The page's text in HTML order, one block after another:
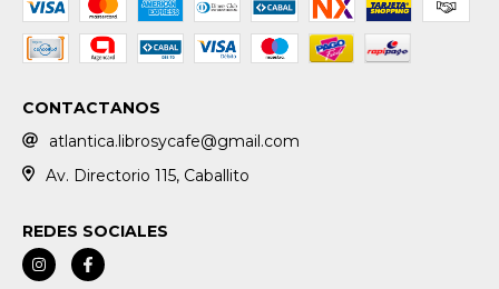
CONTACTANOS
atlantica.librosycafe@gmail.com
Av. Directorio 115, Caballito
REDES SOCIALES